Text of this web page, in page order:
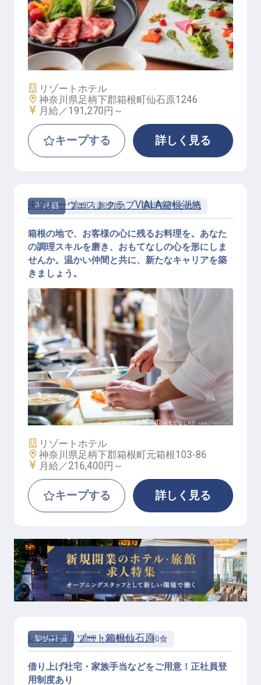
調理スタッフ【箱根仙石原プリンス
ホテル】
施設業態
リゾートホテル
勤務地
神奈川県足柄下郡箱根町仙石原1246
給与
月給／191,270円～
キープする 詳しく見る
正社員 調理（調理師） 調理部門その他
【正社員（地域コース）】洋食調理
スタッフ
東急ハーヴェストクラブVIALA箱根湖悠
箱根の地で、お客様の心に残るお料理を。あなた
の調理スキルを磨き、おもてなしの心を形にしま
せんか。温かい仲間と共に、新たなキャリアを築
きましょう。
施設業態
リゾートホテル
勤務地
神奈川県足柄下郡箱根町元箱根103-86
給与
月給／216,400円～
キープする 詳しく見る
契約社員 調理（調理師） 和食
レジーナリゾート箱根仙石原
借り上げ社宅・家族手当などをご用意！正社員登
用制度あり